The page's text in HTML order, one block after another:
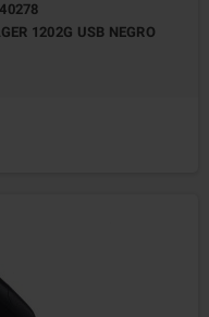
1202G USB NEGRO